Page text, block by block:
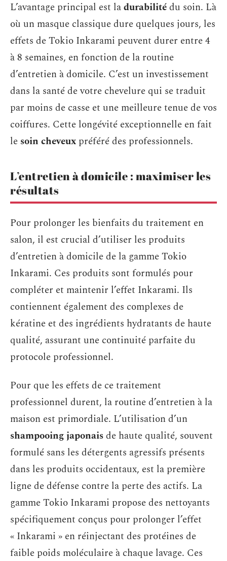
L’avantage principal est ladurabilitédu soin. Là
où un masque classique dure quelques jours, les
effets de Tokio Inkarami peuvent durer entre 4
à 8 semaines, en fonction de la routine
d’entretien à domicile. C’est un investissement
dans la santé de votre chevelure qui se traduit
par moins de casse et une meilleure tenue de vos
coiffures. Cette longévité exceptionnelle en fait
le soin cheveux préféré des professionnels.
L’entretien à domicile : maximiser les
résultats
Pour prolonger les bienfaits du traitement en
salon, il est crucial d’utiliser les produits
d’entretien à domicile de la gamme Tokio
Inkarami. Ces produits sont formulés pour
compléter et maintenir l’effet Inkarami. Ils
contiennent également des complexes de
kératine et des ingrédients hydratants de haute
qualité, assurant une continuité parfaite du
protocole professionnel.
Pour que les effets de ce traitement
professionnel durent, la routine d’entretien à la
maison est primordiale. L’utilisation d’un
shampooing japonaisde haute qualité, souvent
formulé sans les détergents agressifs présents
dans les produits occidentaux, est la première
ligne de défense contre la perte des actifs. La
gamme Tokio Inkarami propose des nettoyants
spécifiquement conçus pour prolonger l’effet
« Inkarami » en réinjectant des protéines de
faible poids moléculaire à chaque lavage. Ces